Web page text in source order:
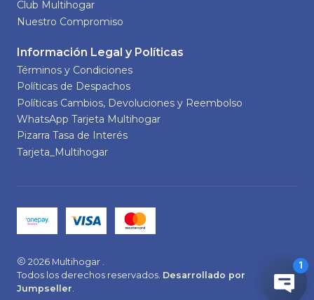
Club Multihogar
Nuestro Compromiso
Información Legal y Políticas
Términos y Condiciones
Políticas de Despachos
Políticas Cambios, Devoluciones y Reembolso
WhatsApp Tarjeta Multihogar
Pizarra Tasa de Interés
Tarjeta_Multihogar
2026 Multihogar .
Todos los derechos reservados. Desarrollado por
Jumpseller.